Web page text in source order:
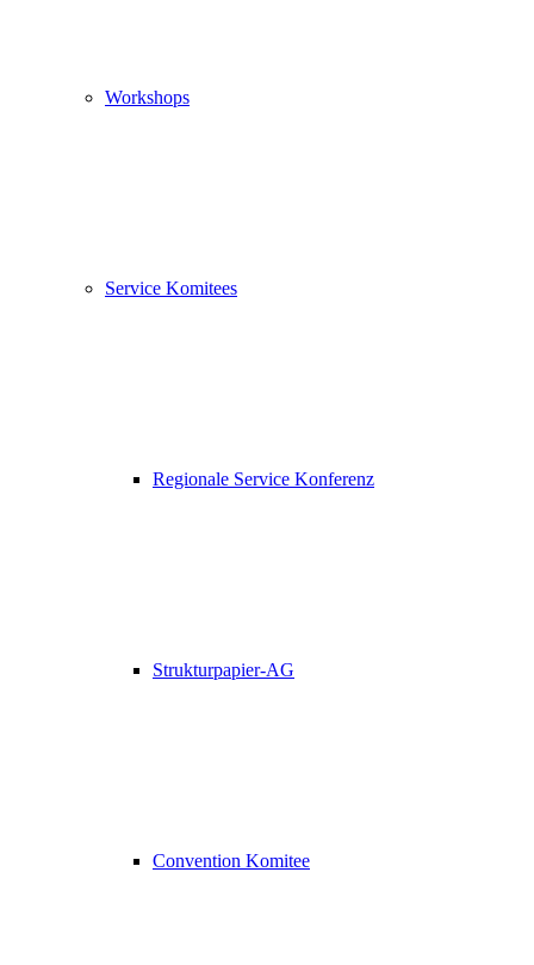
Workshops
Service Komitees
Regionale Service Konferenz
Strukturpapier-AG
Convention Komitee